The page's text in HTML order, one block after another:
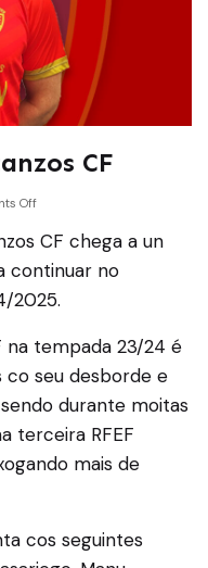
CF
Off
CF chega a un
continuar no
2025.
na tempada 23/24 é
co seu desborde e
durante moitas
terceira RFEF
mais de
cos seguintes